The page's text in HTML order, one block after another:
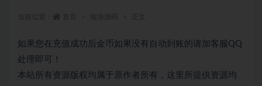
如果您在充值成功后金币如果没有自动到账的请加客服QQ
处理即可！
本站所有资源版权均属于原作者所有，这里所提供资源均